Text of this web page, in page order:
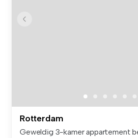
Rotterdam
Geweldig 3-kamer appartement